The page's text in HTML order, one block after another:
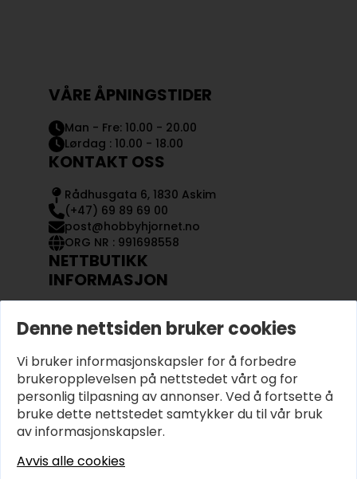
VÅRE ÅPNINGSTIDER
Man - Fre: 10.00 - 20.00
Lørdag : 10.00 - 18.00
KONTAKT OSS
Rådhusgata 6, 1830 Askim
(+47) 69 89 69 00
post@hobbyhjornet.no
ORG NR : 991698558
NETTBUTIKK
INFORMASJON
OM OSS
KJØPSVILKÅR OG BETINGELSER
PERSONVERN
Denne nettsiden bruker cookies
Vi bruker informasjonskapsler for å forbedre
brukeropplevelsen på nettstedet vårt og for
personlig tilpasning av annonser. Ved å fortsette å
bruke dette nettstedet samtykker du til vår bruk
av informasjonskapsler.
Avvis alle cookies